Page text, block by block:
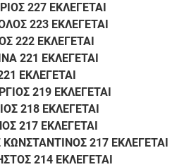
227 ΕΚΛΕΓΕΤΑΙ
223 ΕΚΛΕΓΕΤΑΙ
222 ΕΚΛΕΓΕΤΑΙ
221 ΕΚΛΕΓΕΤΑΙ
ΕΚΛΕΓΕΤΑΙ
219 ΕΚΛΕΓΕΤΑΙ
218 ΕΚΛΕΓΕΤΑΙ
217 ΕΚΛΕΓΕΤΑΙ
217 ΕΚΛΕΓΕΤΑΙ
214 ΕΚΛΕΓΕΤΑΙ